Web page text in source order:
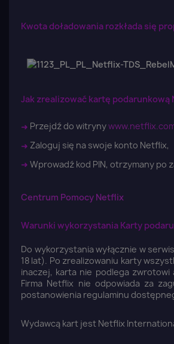
Kwota doładowania rozkłada się
Jak zrealizować kartę podarunkową
➜ Przejdź do witryny
➜ Zaloguj się na swoje konto Netflix,
➜ Wprowadź kod PIN, otrzymany po
Centrum Pomocy Netflix
Warunki wykorzystania Karty
Do wykorzystania wyłącznie w
18 lat). Po zrealizowaniu karty
inaczej, karta nie podlega
Firma Netflix nie odpowiada za
postanowienia regulaminu
Wydawcą kart jest Netflix